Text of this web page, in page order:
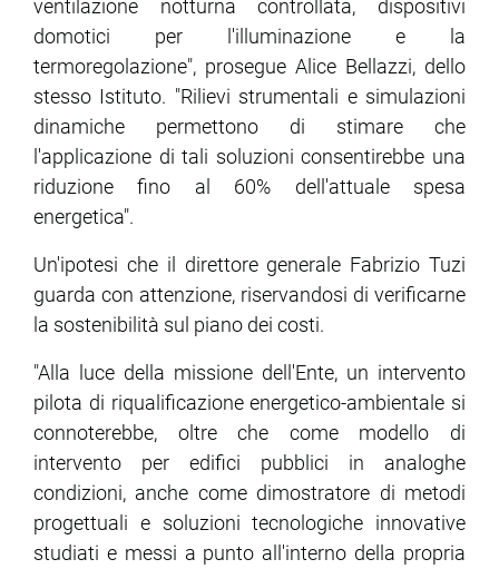
ventilazione notturna controllata, dispositivi
domotici per l'illuminazione e la
termoregolazione", prosegue Alice Bellazzi, dello
stesso Istituto. "Rilievi strumentali e simulazioni
dinamiche permettono di stimare che
l'applicazione di tali soluzioni consentirebbe una
riduzione fino al 60% dell'attuale spesa
energetica".
Un'ipotesi che il direttore generale Fabrizio Tuzi
guarda con attenzione, riservandosi di verificarne
la sostenibilità sul piano dei costi.
"Alla luce della missione dell'Ente, un intervento
pilota di riqualificazione energetico-ambientale si
connoterebbe, oltre che come modello di
intervento per edifici pubblici in analoghe
condizioni, anche come dimostratore di metodi
progettuali e soluzioni tecnologiche innovative
studiati e messi a punto all'interno della propria